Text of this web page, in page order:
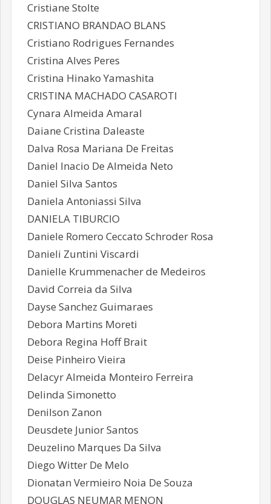
Cristiane Stolte
CRISTIANO BRANDAO BLANS
Cristiano Rodrigues Fernandes
Cristina Alves Peres
Cristina Hinako Yamashita
CRISTINA MACHADO CASAROTI
Cynara Almeida Amaral
Daiane Cristina Daleaste
Dalva Rosa Mariana De Freitas
Daniel Inacio De Almeida Neto
Daniel Silva Santos
Daniela Antoniassi Silva
DANIELA TIBURCIO
Daniele Romero Ceccato Schroder Rosa
Danieli Zuntini Viscardi
Danielle Krummenacher de Medeiros
David Correia da Silva
Dayse Sanchez Guimaraes
Debora Martins Moreti
Debora Regina Hoff Brait
Deise Pinheiro Vieira
Delacyr Almeida Monteiro Ferreira
Delinda Simonetto
Denilson Zanon
Deusdete Junior Santos
Deuzelino Marques Da Silva
Diego Witter De Melo
Dionatan Vermieiro Noia De Souza
DOUGLAS NEUMAR MENON